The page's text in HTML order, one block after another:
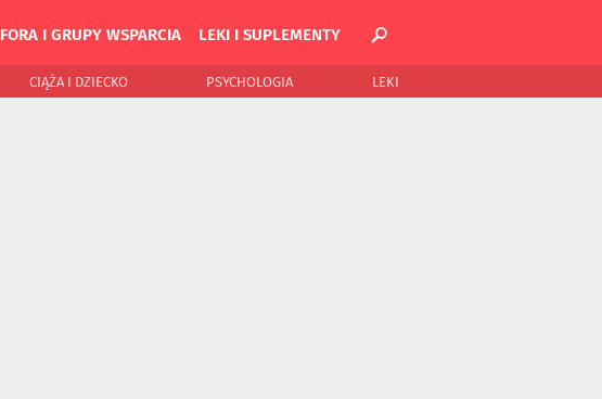
FORA I GRUPY WSPARCIA LEKI I SUPLEMENTY
CIĄŻA I DZIECKO PSYCHOLOGIA LEKI